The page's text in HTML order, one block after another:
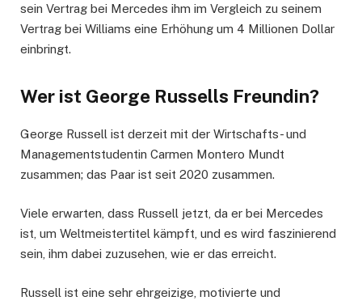
sein Vertrag bei Mercedes ihm im Vergleich zu seinem
Vertrag bei Williams eine Erhöhung um 4 Millionen Dollar
einbringt.
Wer ist George Russells Freundin?
George Russell ist derzeit mit der Wirtschafts- und
Managementstudentin Carmen Montero Mundt
zusammen; das Paar ist seit 2020 zusammen.
Viele erwarten, dass Russell jetzt, da er bei Mercedes
ist, um Weltmeistertitel kämpft, und es wird faszinierend
sein, ihm dabei zuzusehen, wie er das erreicht.
Russell ist eine sehr ehrgeizige, motivierte und